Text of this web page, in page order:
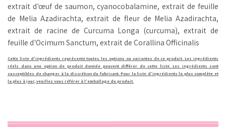
extrait d'œuf de saumon, cyanocobalamine, extrait de feuille
de Melia Azadirachta, extrait de fleur de Melia Azadirachta,
extrait de racine de Curcuma Longa (curcuma), extrait de
feuille d'Ocimum Sanctum, extrait de Corallina Officinalis
Cette liste d'ingrédients représente toutes les options ou variantes de ce produit. Les ingrédients
réels dans une option de produit donnée peuvent différer de cette liste. Les ingrédients sont
susceptibles de changer à la discrétion du fabricant. Pour la liste d'ingrédients la plus complète et
la plus à jour, veuillez vous référer à l'emballage du produit.